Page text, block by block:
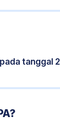
tanggal